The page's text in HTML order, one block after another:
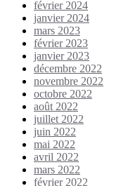
février 2024
janvier 2024
mars 2023
février 2023
janvier 2023
décembre 2022
novembre 2022
octobre 2022
août 2022
juillet 2022
juin 2022
mai 2022
avril 2022
mars 2022
février 2022